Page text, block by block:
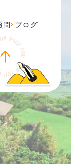
問 ブログ